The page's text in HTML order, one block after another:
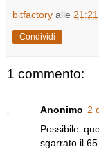
bitfactory alle 21:21
Condividi
1 commento:
Anonimo 2
Possibile
sgarrato il 65